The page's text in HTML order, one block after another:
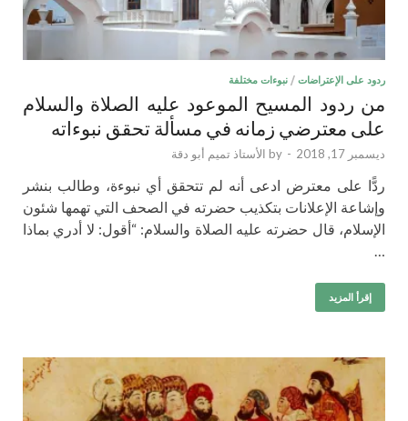
ردود على الإعتراضات / نبوءات مختلفة
من ردود المسيح الموعود عليه الصلاة والسلام
على معترضي زمانه في مسألة تحقق نبوءاته
ديسمبر 17, 2018 -
by الأستاذ تميم أبو دقة
ردًّا على معترض ادعى أنه لم تتحقق أي نبوءة، وطالب بنشر
وإشاعة الإعلانات بتكذيب حضرته في الصحف التي تهمها شئون
الإسلام، قال حضرته عليه الصلاة والسلام: “أقول: لا أدري بماذا
…
إقرأ المزيد